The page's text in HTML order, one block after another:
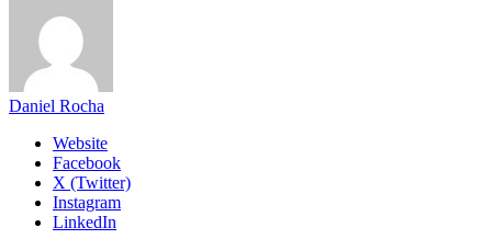
Daniel Rocha
Website
Facebook
X (Twitter)
Instagram
LinkedIn